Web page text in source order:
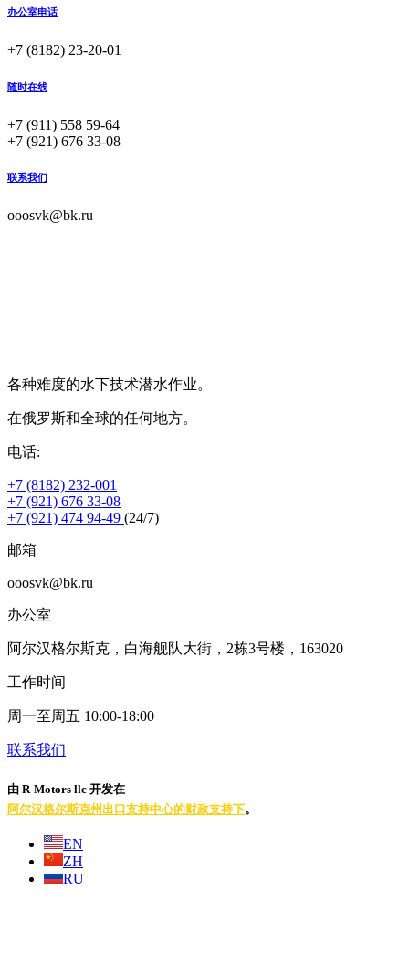
办公室电话
+7 (8182) 23-20-01
随时在线
+7 (911) 558 59-64
+7 (921) 676 33-08
联系我们
ooosvk@bk.ru
各种难度的水下技术潜水作业。
在俄罗斯和全球的任何地方。
电话:
+7 (8182) 232-001
+7 (921) 676 33-08
+7 (921) 474 94-49 (24/7)
邮箱
ooosvk@bk.ru
办公室
阿尔汉格尔斯克，白海舰队大街，2栋3号楼，163020
工作时间
周一至周五 10:00-18:00
联系我们
由 R-Motors llc 开发在
阿尔汉格尔斯克州出口支持中心的财政支持下。
EN
ZH
RU